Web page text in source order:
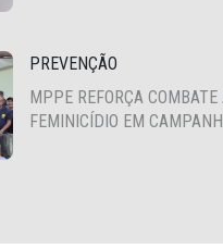
PREVENÇÃO
MPPE REFORÇA COMBATE
FEMINICÍDIO EM